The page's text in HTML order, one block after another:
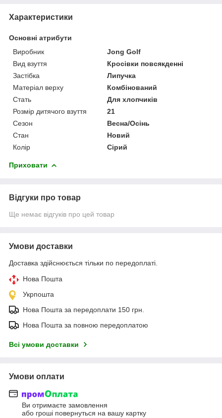
Характеристики
Основні атрибути
Виробник
Jong Golf
Вид взуття
Кросівки повсякденні
Застібка
Липучка
Матеріал верху
Комбінований
Стать
Для хлопчиків
Розмір дитячого взуття
21
Сезон
Весна/Осінь
Стан
Новий
Колір
Сірий
Приховати
Відгуки про товар
Ще немає відгуків про цей товар
Умови доставки
Доставка здійснюється тільки по передоплаті.
Нова Пошта
Укрпошта
Нова Пошта за передоплати 150 грн.
Нова Пошта за повною передоплатою
Всі умови доставки
Умови оплати
Ви отримаєте замовлення
або гроші повернуться на вашу картку